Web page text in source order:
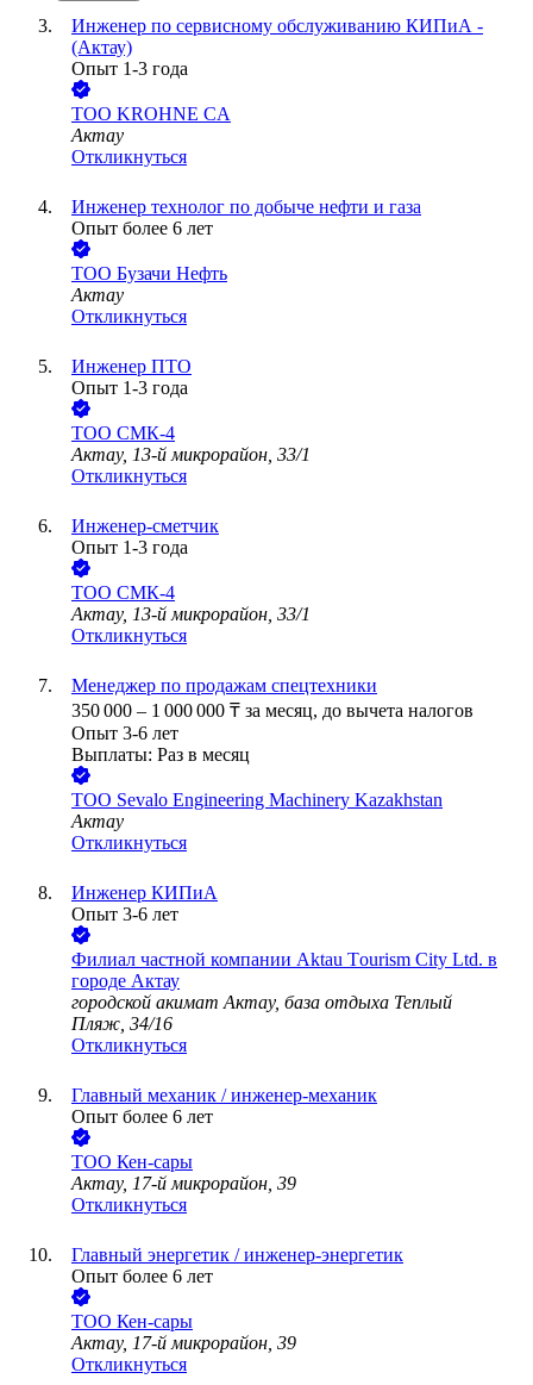
Инженер по сервисному обслуживанию КИПиА -
(Актау)
Опыт 1-3 года
ТОО KROHNE СA
Актау
Откликнуться
Инженер технолог по добыче нефти и газа
Опыт более 6 лет
ТОО Бузачи Нефть
Актау
Откликнуться
Инженер ПТО
Опыт 1-3 года
ТОО СМК-4
Актау, 13-й микрорайон, 33/1
Откликнуться
Инженер-сметчик
Опыт 1-3 года
ТОО СМК-4
Актау, 13-й микрорайон, 33/1
Откликнуться
Менеджер по продажам спецтехники
350 000 – 1 000 000 ₸ за месяц, до вычета налогов
Опыт 3-6 лет
Выплаты: Раз в месяц
ТОО Sevalo Engineering Machinery Kazakhstan
Актау
Откликнуться
Инженер КИПиА
Опыт 3-6 лет
Филиал частной компании Aktau Tоurism City Ltd. в
городе Актау
городской акимат Актау, база отдыха Теплый
Пляж, 34/16
Откликнуться
Главный механик / инженер-механик
Опыт более 6 лет
ТОО Кен-сары
Актау, 17-й микрорайон, 39
Откликнуться
Главный энергетик / инженер-энергетик
Опыт более 6 лет
ТОО Кен-сары
Актау, 17-й микрорайон, 39
Откликнуться